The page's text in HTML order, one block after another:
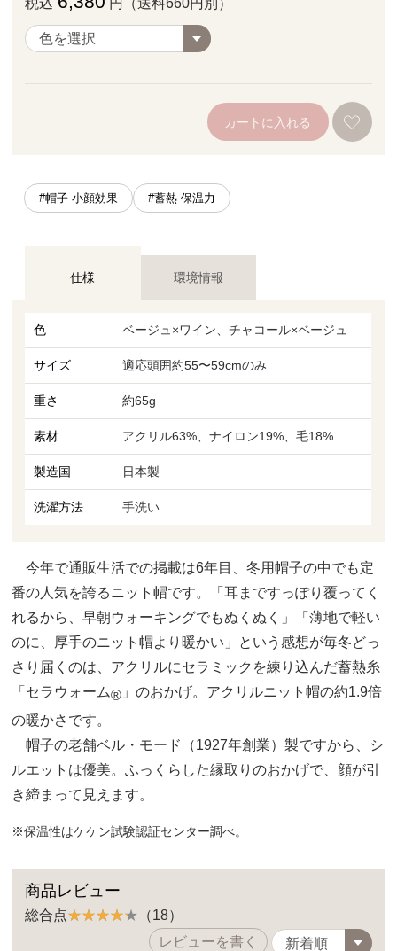
税込 円（送料660円別）
カートに入れる
#帽子 小顔効果 #蓄熱 保温力
仕様 環境情報
色 ベージュ×ワイン、チャコール×ベージュ
サイズ 適応頭囲約55〜59cmのみ
重さ 約65g
素材 アクリル63%、ナイロン19%、毛18%
製造国 日本製
洗濯方法 手洗い
今年で通販生活での掲載は6年目、冬用帽子の中でも定
番の人気を誇るニット帽です。「耳まですっぽり覆ってく
れるから、早朝ウォーキングでもぬくぬく」「薄地で軽い
のに、厚手のニット帽より暖かい」という感想が毎冬どっ
さり届くのは、アクリルにセラミックを練り込んだ蓄熱糸
「セラウォーム® 」のおかげ。アクリルニット帽の約1.9倍
の暖かさです。
帽子の老舗ベル・モード（1927年創業）製ですから、シ
ルエットは優美。ふっくらした縁取りのおかげで、顔が引
き締まって見えます。
※保温性はケケン試験認証センター調べ。
商品レビュー
総合点
（18）
レビューを書く